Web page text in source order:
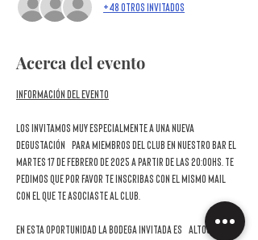
+48 otros invitados
Acerca del evento
Información del evento
Los invitamos muy especialmente a una nueva
DEGUSTACIÓN
para miembros del Club en nuestro bar el
martes 17 de febrero de 2025 a partir de las 20:00hs . Te
pedimos que por favor te inscribas con el mismo mail
con el que te asociaste al club.
En esta oportunidad la bodega invitada es ALTOS Las